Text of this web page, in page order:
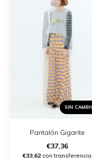
SIN
Pantalón Gigante
€37,36
€33,62 con transferencia